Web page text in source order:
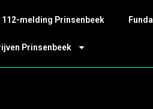
112-melding Prinsenbeek Funda
Prinsenbeek